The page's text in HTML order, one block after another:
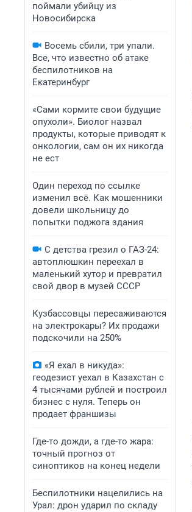
поймали убийцу из
Новосибирска
Восемь сбили, три упали.
Все, что известно об атаке
беспилотников на
Екатеринбург
«Сами кормите свои будущие
опухоли». Биолог назвал
продукты, которые приводят к
онкологии, сам он их никогда
не ест
Один переход по ссылке
изменил всё. Как мошенники
довели школьницу до
попытки поджога здания
С детства грезил о ГАЗ-24:
автоплюшкин переехал в
маленький хутор и превратил
свой двор в музей СССР
Кузбассовцы пересаживаются
на электрокары? Их продажи
подскочили на 250%
«Я ехал в никуда»:
геодезист уехал в Казахстан с
4 тысячами рублей и построил
бизнес с нуля. Теперь он
продает франшизы
Где-то дожди, а где-то жара:
точный прогноз от
синоптиков на конец недели
Беспилотники нацелились на
Урал: дрон ударил по складу